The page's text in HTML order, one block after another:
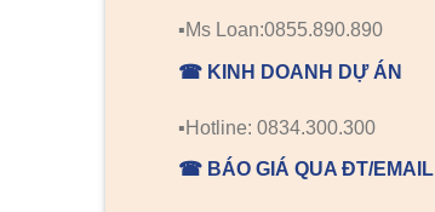
▪️Ms Loan:0855.890.890
☎ KINH DOANH DỰ ÁN
▪️Hotline: 0834.300.300
☎ BÁO GIÁ QUA ĐT/EMAIL